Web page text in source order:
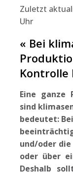
Zuletzt
Uhr
« Bei
Kontrolle
Eine ganze
sind
bedeutet:
und/oder
oder über
Deshalb